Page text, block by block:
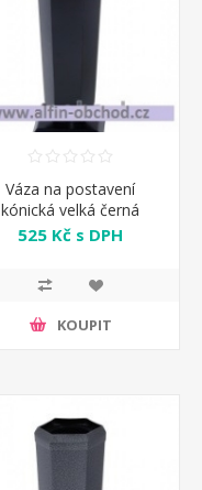
Váza na postavení
kónická velká černá
525 Kč s DPH
KOUPIT